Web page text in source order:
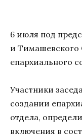
6 июля под
и
епархиального
Участники
создании
отдела,
включения в